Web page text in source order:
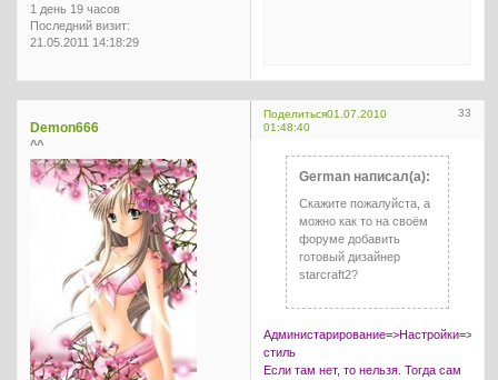
1 день 19 часов
Последний визит:
21.05.2011 14:18:29
Поделиться 33
01.07.2010
01:48:40
Demon666
^^
German написал(а):
Скажите пожалуйста, а
можно как то на своём
форуме добавить
готовый дизайнер
starcraft2?
стиль
Если там нет, то нельзя. Тогда сам